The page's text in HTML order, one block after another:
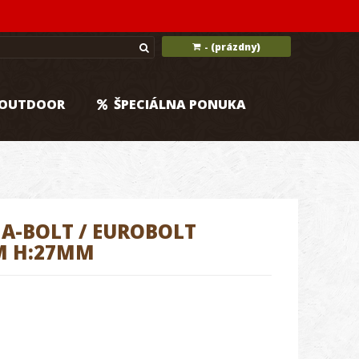
- (prázdny)
ŠPECIÁLNA PONUKA
BOLT / EUROBOLT
H:27MM